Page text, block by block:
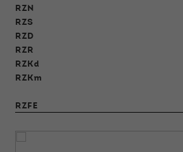
RZN
RZS
RZD
RZR
RZKd
RZKm
RZFE